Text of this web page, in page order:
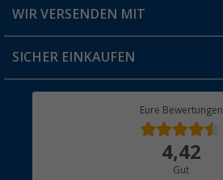
Jobs & Karriere
Versandinformationen
Rücksendung
WIR VERSENDEN MIT
SICHER EINKAUFEN
Eure Bewertungen
4,42
Gut